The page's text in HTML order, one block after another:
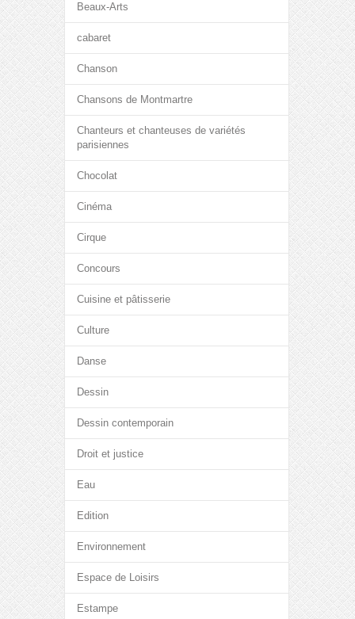
Beaux-Arts
cabaret
Chanson
Chansons de Montmartre
Chanteurs et chanteuses de variétés
parisiennes
Chocolat
Cinéma
Cirque
Concours
Cuisine et pâtisserie
Culture
Danse
Dessin
Dessin contemporain
Droit et justice
Eau
Edition
Environnement
Espace de Loisirs
Estampe